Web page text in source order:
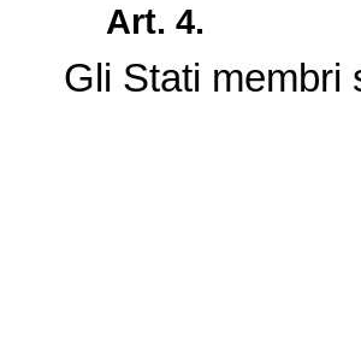
Art. 4.
Gli Stati membri